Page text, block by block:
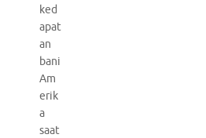
ked
apat
an
bani
Am
erik
a
saat